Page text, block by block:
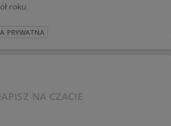
roku
PRYWATNA
NA CZACIE